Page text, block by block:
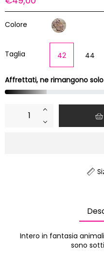
Colore
Taglia 42 44
Affrettati, ne rimangono
−
+
Intero in fantasia
sono